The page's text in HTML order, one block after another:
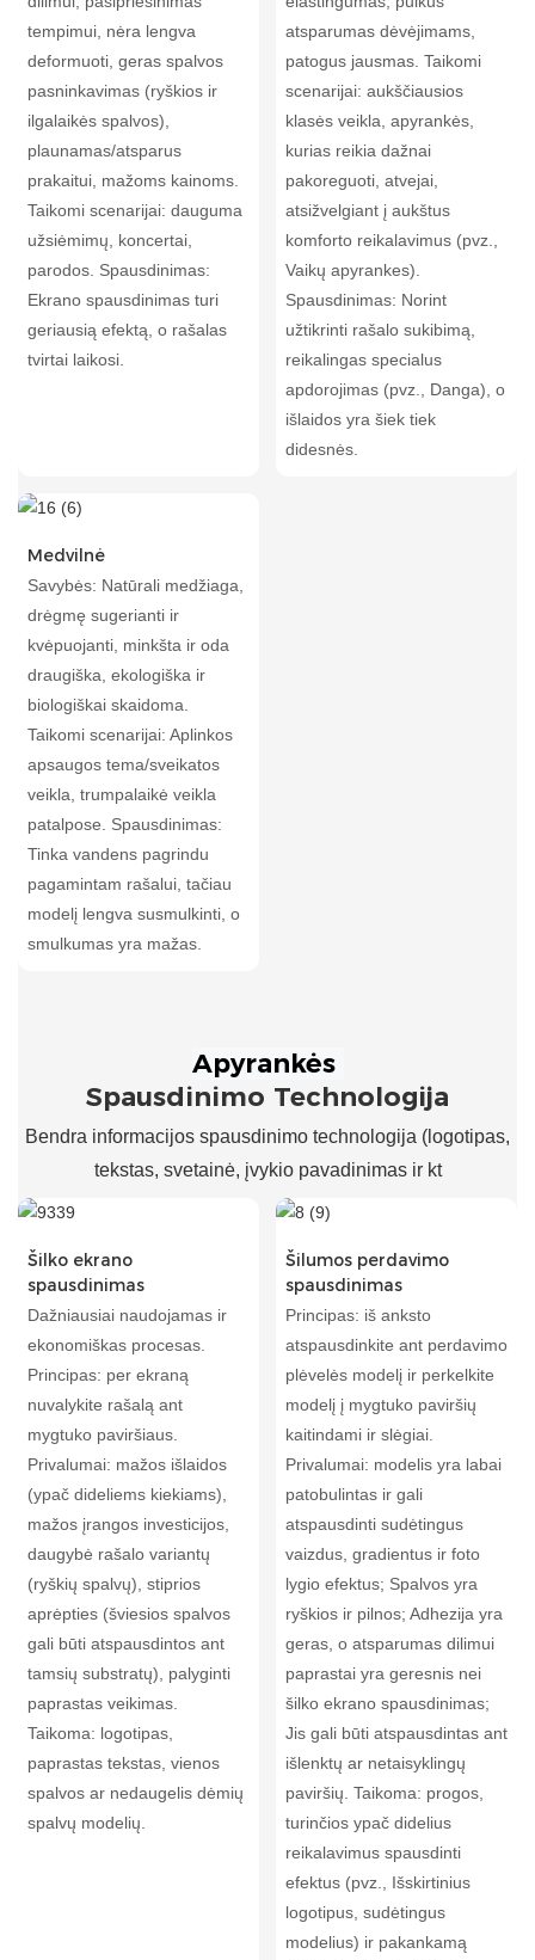
tempimui, nėra lengva
deformuoti, geras spalvos
pasninkavimas (ryškios ir
ilgalaikės spalvos),
plaunamas/atsparus
prakaitui, mažoms kainoms.
Taikomi scenarijai: dauguma
užsiėmimų, koncertai,
parodos. Spausdinimas:
Ekrano spausdinimas turi
geriausią efektą, o rašalas
tvirtai laikosi.
atsparumas dėvėjimams,
patogus jausmas. Taikomi
scenarijai: aukščiausios
klasės veikla, apyrankės,
kurias reikia dažnai
pakoreguoti, atvejai,
atsižvelgiant į aukštus
komforto reikalavimus (pvz.,
Vaikų apyrankes).
Spausdinimas: Norint
užtikrinti rašalo sukibimą,
reikalingas specialus
apdorojimas (pvz., Danga), o
išlaidos yra šiek tiek
didesnės.
Medvilnė
Savybės: Natūrali medžiaga,
drėgmę sugerianti ir
kvėpuojanti, minkšta ir oda
draugiška, ekologiška ir
biologiškai skaidoma.
Taikomi scenarijai: Aplinkos
apsaugos tema/sveikatos
veikla, trumpalaikė veikla
patalpose. Spausdinimas:
Tinka vandens pagrindu
pagamintam rašalui, tačiau
modelį lengva susmulkinti, o
smulkumas yra mažas.
Spausdinimo Technologija
Bendra informacijos spausdinimo technologija (logotipas,
tekstas, svetainė, įvykio pavadinimas ir kt
Šilko ekrano
spausdinimas
Dažniausiai naudojamas ir
ekonomiškas procesas.
Principas: per ekraną
nuvalykite rašalą ant
mygtuko paviršiaus.
Privalumai: mažos išlaidos
(ypač dideliems kiekiams),
mažos įrangos investicijos,
daugybė rašalo variantų
(ryškių spalvų), stiprios
aprėpties (šviesios spalvos
gali būti atspausdintos ant
tamsių substratų), palyginti
paprastas veikimas.
Taikoma: logotipas,
paprastas tekstas, vienos
spalvos ar nedaugelis dėmių
spalvų modelių.
Šilumos perdavimo
spausdinimas
Principas: iš anksto
atspausdinkite ant perdavimo
plėvelės modelį ir perkelkite
modelį į mygtuko paviršių
kaitindami ir slėgiai.
Privalumai: modelis yra labai
patobulintas ir gali
atspausdinti sudėtingus
vaizdus, ​​gradientus ir foto
lygio efektus; Spalvos yra
ryškios ir pilnos; Adhezija yra
geras, o atsparumas dilimui
paprastai yra geresnis nei
šilko ekrano spausdinimas;
Jis gali būti atspausdintas ant
išlenktų ar netaisyklingų
paviršių. Taikoma: progos,
turinčios ypač didelius
reikalavimus spausdinti
efektus (pvz., Išskirtinius
logotipus, sudėtingus
modelius) ir pakankamą